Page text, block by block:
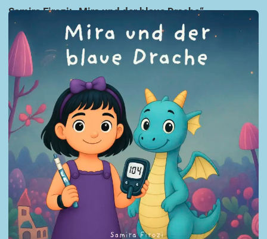
Samira Firozi: „Mira und der blaueDrache“